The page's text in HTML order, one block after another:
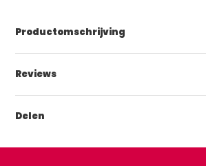
Productomschrijving
Reviews
Delen